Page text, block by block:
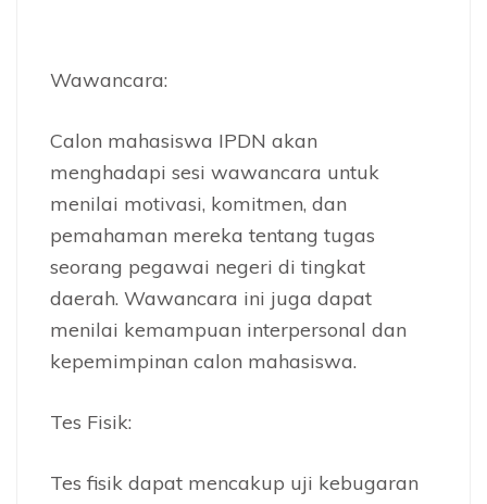
Wawancara:
Calon mahasiswa IPDN akan
menghadapi sesi wawancara untuk
menilai motivasi, komitmen, dan
pemahaman mereka tentang tugas
seorang pegawai negeri di tingkat
daerah. Wawancara ini juga dapat
menilai kemampuan interpersonal dan
kepemimpinan calon mahasiswa.
Tes Fisik:
Tes fisik dapat mencakup uji kebugaran